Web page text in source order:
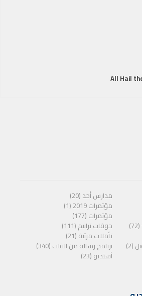
All Hail
مدارس أحد (20)
مؤتمرات 2019 (1)
مؤتمرات (177)
جوقات ترانيم (111)
تأملات مرئية (21)
(2)
برنامج رسالة من القلب (340)
أستديو (23)